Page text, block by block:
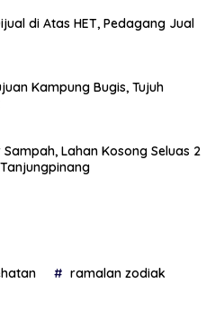
di Atas HET, Pedagang Jual
Kampung Bugis, Tujuh
Lahan Kosong Seluas 2
ramalan zodiak